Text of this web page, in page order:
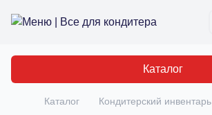
Все для кондитера
Каталог
Главная
Каталог Кондитерский инвентарь